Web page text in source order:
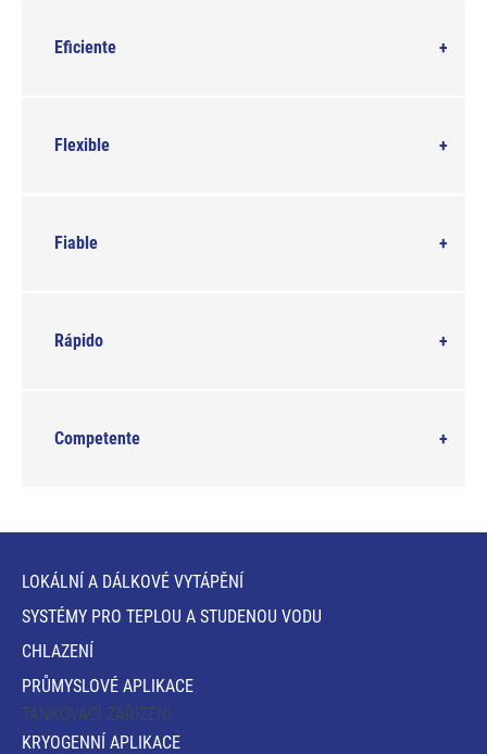
Eficiente
Flexible
Fiable
Rápido
Competente
LOKÁLNÍ A DÁLKOVÉ VYTÁPĚNÍ
SYSTÉMY PRO TEPLOU A STUDENOU VODU
CHLAZENÍ
PRŮMYSLOVÉ APLIKACE
TANKOVACÍ ZAŘÍZENÍ
KRYOGENNÍ APLIKACE